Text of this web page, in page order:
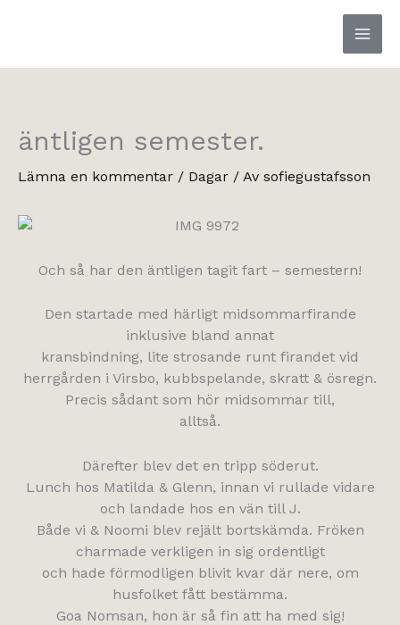
äntligen semester.
Lämna en kommentar / Dagar / Av sofiegustafsson
Och så har den äntligen tagit fart – semestern!
Den startade med härligt midsommarfirande
inklusive bland annat
kransbindning, lite strosande runt firandet vid
herrgården i Virsbo, kubbspelande, skratt & ösregn.
Precis sådant som hör midsommar till,
alltså.
Därefter blev det en tripp söderut.
Lunch hos Matilda & Glenn, innan vi rullade vidare
och landade hos en vän till J.
Både vi & Noomi blev rejält bortskämda. Fröken
charmade verkligen in sig ordentligt
och hade förmodligen blivit kvar där nere, om
husfolket fått bestämma.
Goa Nomsan, hon är så fin att ha med sig!